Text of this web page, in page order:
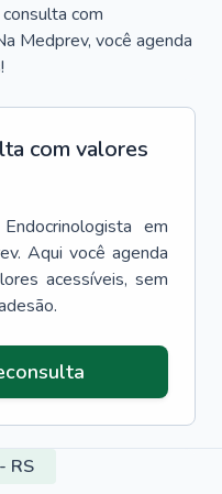
com
Medprev, você agenda
com valores
Endocrinologista em
Aqui você agenda
acessíveis, sem
RS